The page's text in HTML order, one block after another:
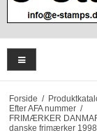
Forside /
Efter AFA nummer /
FRIMÆRKER
danske frimærker